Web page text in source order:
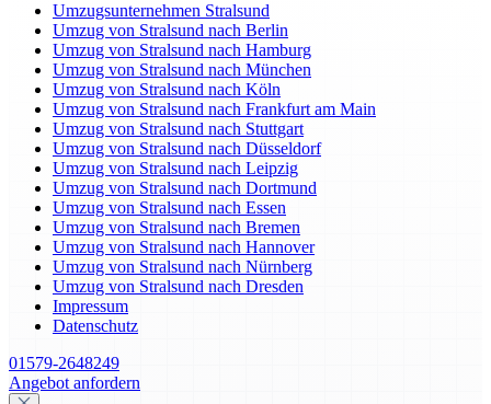
Umzugsunternehmen Stralsund
Umzug von Stralsund nach Berlin
Umzug von Stralsund nach Hamburg
Umzug von Stralsund nach München
Umzug von Stralsund nach Köln
Umzug von Stralsund nach Frankfurt am Main
Umzug von Stralsund nach Stuttgart
Umzug von Stralsund nach Düsseldorf
Umzug von Stralsund nach Leipzig
Umzug von Stralsund nach Dortmund
Umzug von Stralsund nach Essen
Umzug von Stralsund nach Bremen
Umzug von Stralsund nach Hannover
Umzug von Stralsund nach Nürnberg
Umzug von Stralsund nach Dresden
Impressum
Datenschutz
01579-2648249
Angebot anfordern